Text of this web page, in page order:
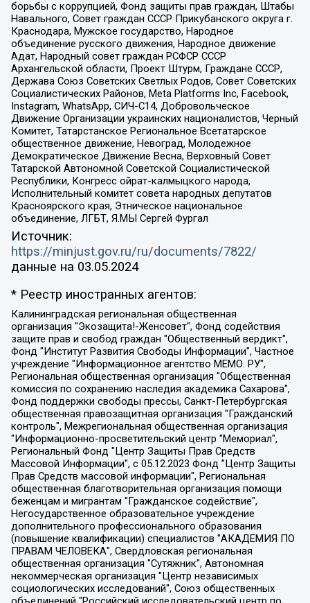
борьбы с коррупцией, Фонд защиты прав граждан, Штабы
Навального, Совет граждан СССР Прикубанского округа г.
Краснодара, Мужское государство, Народное
объединение русского движения, Народное движение
Адат, Народный совет граждан РСФСР СССР
Архангельской области, Проект Штурм, Граждане СССР,
Держава Союз Советских Светлых Родов, Совет Советских
Социалистических Районов, Meta Platforms Inc, Facebook,
Instagram, WhatsApp, СИЧ-С14, Добровольческое
Движение Организации украинских националистов, Черный
Комитет, Татарстанское Региональное Всетатарское
общественное движение, Невоград, Молодежное
Демократическое Движение Весна, Верховный Совет
Татарской Автономной Советской Социалистической
Республики, Конгресс ойрат-калмыцкого народа,
Исполнительный комитет совета народных депутатов
Красноярского края, Этническое национальное
объединение, ЛГБТ, Я.МЫ Сергей Фургал
Источник:
https://minjust.gov.ru/ru/documents/7822/
данные на 03.05.2024
* Реестр иностранных агентов:
Калининградская региональная общественная организация "Экозащита!-Женсовет", Фонд содействия защите прав и свобод граждан "Общественный вердикт", Фонд "Институт Развития Свободы Информации", Частное учреждение "Информационное агентство МЕМО. РУ", Региональная общественная организация "Общественная комиссия по сохранению наследия академика Сахарова", Фонд поддержки свободы прессы, Санкт-Петербургская общественная правозащитная организация "Гражданский контроль", Межрегиональная общественная организация "Информационно-просветительский центр "Мемориал", Региональный Фонд "Центр Защиты Прав Средств Массовой Информации", с 05.12.2023 Фонд "Центр Защиты Прав Средств массовой информации", Региональная общественная благотворительная организация помощи беженцам и мигрантам "Гражданское содействие", Негосударственное образовательное учреждение дополнительного профессионального образования (повышение квалификации) специалистов "АКАДЕМИЯ ПО ПРАВАМ ЧЕЛОВЕКА", Свердловская региональная общественная организация "Сутяжник", Автономная некоммерческая организация "Центр независимых социологических исследований", Союз общественных объединений "Российский исследовательский центр по правам человека", Региональное общественное учреждение научно-информационный центр "МЕМОРИАЛ", Некоммерческая организация "Фонд защиты гласности", Автономная некоммерческая организация "Институт прав человека", Городская общественная организация "Екатеринбургское общество "МЕМОРИАЛ", Городская общественная организация "Рязанское историко-просветительское и правозащитное общество "Мемориал" (Рязанский Мемориал), Челябинский региональный орган общественной самодеятельности – женское общественное объединение "Женщины Евразии", Челябинский региональный орган общественной самодеятельности "Уральская правозащитная группа", Фонд содействия защите здоровья и социальной справедливости имени Андрея Рылькова, Автономная Некоммерческая Организация "Аналитический Центр Юрия Левады", Автономная некоммерческая организация социальной поддержки населения "Проект Апрель", Региональная общественная организация помощи женщинам и детям, находящимся в кризисной ситуации "Информационно-методический центр "Анна", Фонд содействия развитию массовых коммуникаций и правовому просвещению "Так-так-Так", Фонд содействия устойчивому развитию "Серебряная тайга", Свердловский региональный общественный фонд социальных проектов "Новое время", "Idel.Реалии", Кавказ.Реалии, Крым.Реалии, Телеканал Настоящее Время, Татаро-башкирская служба Радио Свобода (Azatliq Radiosi), Радио Свободная Европа/Радио Свобода (PCE/PC), "Сибирь.Реалии", "Фактограф", Благотворительный фонд помощи осужденным и их семьям, Автономная некоммерческая организация "Институт глобализации и социальных движений", Фонд "В защиту прав заключенных", Частное учреждение "Центр поддержки и содействия развитию средств массовой информации", Пензенский региональный общественный благотворительный фонд "Гражданский союз", "Север.Реалии", Некоммерческая организация Фонд "Правовая инициатива", Общество с ограниченной ответственностью "Радио Свободная Европа/Радио Свобода", Чешское информационное агентство "MEDIUM-ORIENT", Красноярская региональная общественная организация "Мы против СПИДа", Камалягин Денис Николаевич, Маркелов Сергей Евгеньевич, Пономарев Лев Александрович, Савицкая Людмила Алексеевна, Автономная некоммерческая организация "Центр по работе с проблемой насилия "НАСИЛИЮ.НЕТ", Межрегиональный профессиональный союз работников здравоохранения "Альянс врачей", Юридическое лицо, зарегистрированное в Латвийской Республике, SIA "Medusa Project" (регистрационный номер 40103797863, дата регистрации 10.06.2014), Некоммерческая организация "Фонд по борьбе с коррупцией", Автономная некоммерческая организация "Институт права и публичной политики", Баданин Роман Сергеевич, Гликин Максим Александрович, Железнова Мария Михайловна, Лукьянова Юлия Сергеевна, Маетная Елизавета Витальевна, Маняхин Петр Борисович, Чуракова Ольга Владимировна, Ярош Юлия Петровна, Юридическое лицо "The Insider SIA", зарегистрированное в Риге, Латвийская Республика (дата регистрации 26.06.2015), являющееся администратором доменного имени интернет-издания "The Insider SIA", https://theins.ru, Постернак Алексей Евгеньевич, Рубин Михаил Аркадьевич, Анин Роман Александрович, Юридическое лицо Istories fonds, зарегистрированное в Латвийской Республике (регистрационный номер 50008295751, дата регистрации 24.02.2020), Великовский Дмитрий Александрович, Долинина Ирина Николаевна, Мароховская Алеся Алексеевна, Шлейнов Роман Юрьевич, Шмагун Олеся Валентиновна, Общество с ограниченной ответственностью "Альтаир 2021", Общество с ограниченной ответственностью "Вега 2021", Общество с ограниченной ответственностью "Главный редактор 2021", Общество с ограниченной ответственностью "Ромашки монолит", Важенков Артем Валерьевич, Ивановская областная общественная организация "Центр гендерных исследований", Гурман Юрий Альбертович, Медиапроект "ОВД-Инфо", Егоров Владимир Владимирович, Жилинский Владимир Александрович, Общество с ограниченной ответственностью "ЗП", Иванова София Юрьевна, Карезина Инна Павловна, Кильтау Екатерина Викторовна, Петров Алексей Викторович, Пискунов Сергей Евгеньевич, Смирнов Сергей Сергеевич, Тихонов Михаил Сергеевич, Общество с ограниченной ответственностью "ЖУРНАЛИСТ-ИНОСТРАННЫЙ АГЕНТ", Арапова Галина Юрьевна, Вольтская Татьяна Анатольевна, Американская компания "Mason G.E.S. Anonymous Foundation" (США), являющаяся владельцем интернет-издания https://mnews.world/, Компания "Stichting Bellingcat", зарегистрированная в Нидерландах (дата регистрации 11.07.2018), Захаров Андрей Вячеславович, Клепиковская Екатерина Дмитриевна, Общество с ограниченной ответственностью "МЕМО", Перл Роман Александрович, Симонов Евгений Алексеевич, Соловьева Елена Анатольевна, Сотников Даниил Владимирович, Сурначева Елизавета Дмитриевна, Автономная некоммерческая организация по защите прав человека и информированию населения "Якутия – Наше Мнение", Общество с ограниченной ответственностью "Москоу диджитал медиа", с 26.01.2023 Общество с ограниченной ответственностью "Чайка Белые сады", Ветошкина Валерия Валерьевна, Заговора Максим Александрович, Межрегиональное общественное движение "Российская ЛГБТ - сеть", Оленичев Максим Владимирович, Павлов Иван Юрьевич, Скворцова Елена Сергеевна, Общество с ограниченной ответственностью "Как бы инагент", Кочетков Игорь Викторович, Общество с ограниченной ответственностью "Честные выборы", Еланчик Олег Александрович, Общество с ограниченной ответственностью "Нобелевский призыв", Гималова Регина Эмилевна, Григорьев Андрей Валерьевич, Григорьева Алина Александровна, Ассоциация по содействию защите прав призывников, альтернативнослужащих и военнослужащих "Правозащитная группа "Гражданин.Армия.Право", Хисамова Регина Фаритовна, Автономная некоммерческая организация по реализации социально-правовых программ "Лилит", Дальневосточное общественное движение "Маяк", Санкт-Петербургская ЛГБТ-инициативная группа "Выход", Инициативная группа ЛГБТ+ "Реверс", Алексеев Андрей Викторович, Бекбулатова Таисия Львовна, Беляев Иван Михайлович, Владыкина Елена Сергеевна, Гельман Марат Александрович, Никульшина Вероника Юрьевна, Толоконникова Надежда Андреевна, Шендерович Виктор Анатольевич, Общество с ограниченной ответственностью "Данное сообщение", Общество с ограниченной ответственностью Издательский дом "Новая глава", Айнбиндер Александра Александровна, Московский комьюнити-центр для ЛГБТ+инициатив, Благотворительный фонд развития филантропии, Deutsche Welle (Германия, Kurt-Schumacher-Strasse 3, 53113 Bonn), Борзунова Мария Михайловна, Воробьев Виктор Викторович, Голубева Анна Львовна, Константинова Алла Михайловна, Малкова Ирина Владимировна, Мурадов Мурад Абдулгалимович, Осетинская Елизавета Николаевна, Понасенков Евгений Николаевич, Ганапольский Матвей Юрьевич, Киселев Евгений Алексеевич, Борухович Ирина Григорьевна, Дремин Иван Тимофеевич, Дубровский Дмитрий Викторович, Красноярская региональная общественная организация поддержки и развития альтернативных образовательных технологий и межкультурных коммуникаций "ИНТЕРРА", Маяковская Екатерина Алексеевна, Фейгин Марк Захарович, Филимонов Андрей Викторович, Дзугкоева Регина Николаевна, Доброхотов Роман Александрович, Дудь Юрий Александрович, Елкин Сергей Владимирович, Кругликов Кирилл Игоревич, Сабунаева Мария Леонидовна, Семенов Алексей Владимирович, Шаинян Карен Багратович, Шульман Екатерина Михайловна, Асафьев Артур Валерьевич, Вахштайн Виктор Семенович, Венедиктов Алексей Алексеевич, Лушникова Екатерина Евгеньевна, Волков Леонид Михайлович, Невзоров Александр Глебович, Пархоменко Сергей Борисович, Сироткин Ярослав Николаевич, Кара-Мурза Владимир Владимирович, Баранова Наталья Владимировна, Гозман Леонид Яковлевич, Кагарлицкий Борис Юльевич, Климарев Михаил Валерьевич, Милов Владимир Станиславович, Автономная некоммерческая организация Краснодарский центр современного искусства "Типография", Моргенштерн Алишер Тагирович, Соболь Любовь Эдуардовна, Общество с ограниченной ответственностью "ЛИЗА НОРМ", Каспаров Гарри Кимович, Ходорковский Михаил Борисович, Общество с ограниченной ответственностью "Апрельские тезисы", Данилович Ирина Брониславовна, Кашин Олег Владимирович, Петров Николай Владимирович, Пивоваров Алексей Владимирович, Соколов Михаил Владимирович, Цветкова Юлия Владимировна, Чичваркин Евгений Александрович, Комитет против пыток/Команда против пыток, Общество с ограниченной ответственностью "Первый научный", Общество с ограниченной ответственностью "Вертолет и ко", Белоцерковская Вероника Борисовна, Кац Максим Евгеньевич, Лазарева Татьяна Юрьевна, Шаведдинов Руслан Табризович, Яшин Илья Валерьевич, Общество с ограниченной ответственностью "Иноагент ААВ", Алешковский Дмитрий Петрович, Альбац Евгения Марковна, Быков Дмитрий Львович, Галямина Юлия Евгеньевна, Лойко Сергей Леонидович, Мартынов Кирилл Константинович, Медведев Сергей Александрович, Крашенинников Федор Геннадиевич, Гордеева Катерина Вл